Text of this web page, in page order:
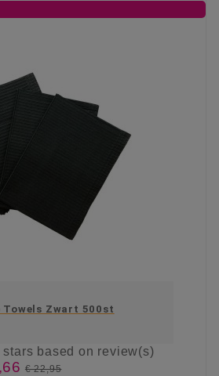
Towels Zwart 500st
stars based on review(s)
€ 22,95